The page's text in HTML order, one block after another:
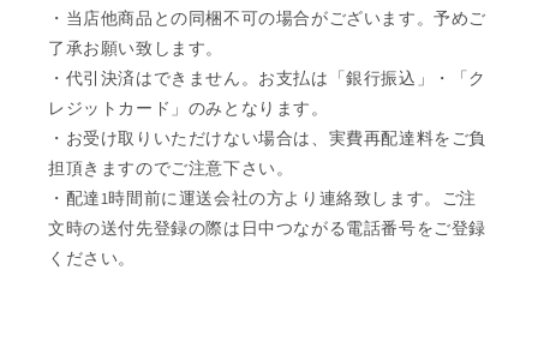
・当店他商品との同梱不可の場合がございます。予めご
了承お願い致します。
・代引決済はできません。お支払は「銀行振込」・「ク
レジットカード」のみとなります。
・お受け取りいただけない場合は、実費再配達料をご負
担頂きますのでご注意下さい。
・配達1時間前に運送会社の方より連絡致します。ご注
文時の送付先登録の際は日中つながる電話番号をご登録
ください。